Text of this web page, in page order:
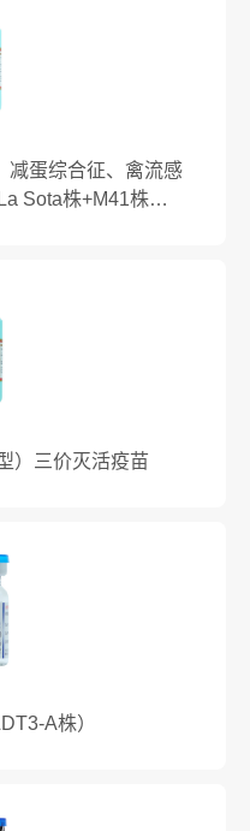
减蛋综合征、禽流感
Sota株+M41株
）三价灭活疫苗
A株）